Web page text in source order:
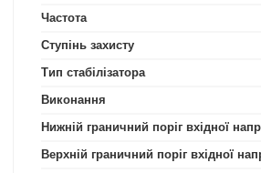
Частота
Ступінь захисту
Тип стабілізатора
Виконання
Нижній граничний поріг вхідної
Верхній граничний поріг вхідної